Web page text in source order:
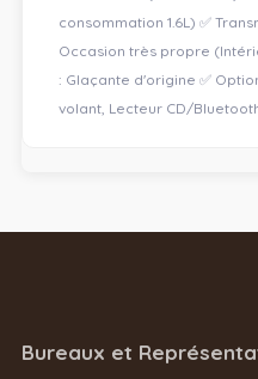
consommation 1.6L) ✅
Occasion très propre
: Glaçante d'origine ✅
volant, Lecteur CD/
Bureaux et